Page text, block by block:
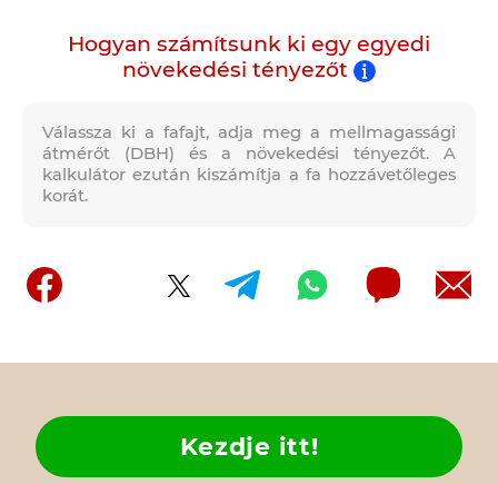
Hogyan számítsunk ki egy egyedi
növekedési tényezőt
Válassza ki a fafajt, adja meg a mellmagassági
átmérőt (DBH) és a növekedési tényezőt. A
kalkulátor ezután kiszámítja a fa hozzávetőleges
korát.
Kezdje itt!